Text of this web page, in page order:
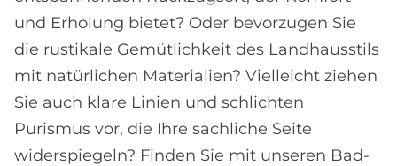
und Erholung bietet? Oder bevorzugen Sie
die rustikale Gemütlichkeit des Landhausstils
mit natürlichen Materialien? Vielleicht ziehen
Sie auch klare Linien und schlichten
Purismus vor, die Ihre sachliche Seite
widerspiegeln? Finden Sie mit unseren Bad-